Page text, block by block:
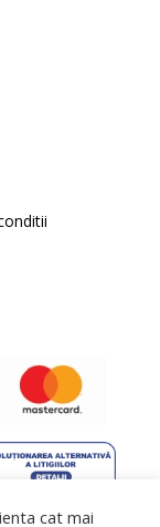
SpeedHost
cat mai